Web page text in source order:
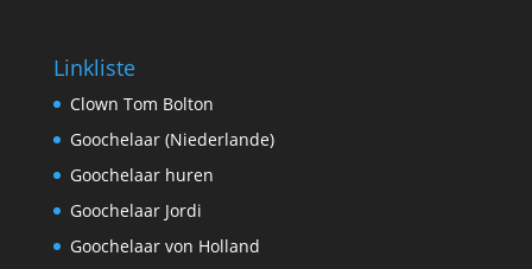
Linkliste
Clown Tom Bolton
Goochelaar (Niederlande)
Goochelaar huren
Goochelaar Jordi
Goochelaar von Holland